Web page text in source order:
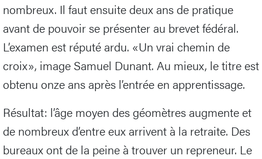
nombreux. Il faut ensuite deux ans de pratique
avant de pouvoir se présenter au brevet fédéral.
L’examen est réputé ardu. «Un vrai chemin de
croix», image Samuel Dunant. Au mieux, le titre est
obtenu onze ans après l’entrée en apprentissage.
Résultat: l’âge moyen des géomètres augmente et
de nombreux d’entre eux arrivent à la retraite. Des
bureaux ont de la peine à trouver un repreneur. Le